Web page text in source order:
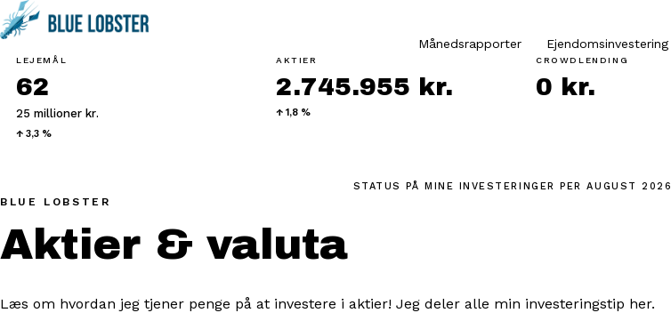
Månedsrapporter Ejendomsinvestering
LEJEMÅL
62
25 millioner kr.
↑ 3,3 %
AKTIER
2.745.955 kr.
↑ 1,8 %
CROWDLENDING
0 kr.
STATUS PÅ MINE INVESTERINGERPER AUGUST 2026
BLUE LOBSTER
Aktier & valuta
Læs om hvordan jeg tjener penge på at investere i aktier! Jeg deler alle min investeringstip her.